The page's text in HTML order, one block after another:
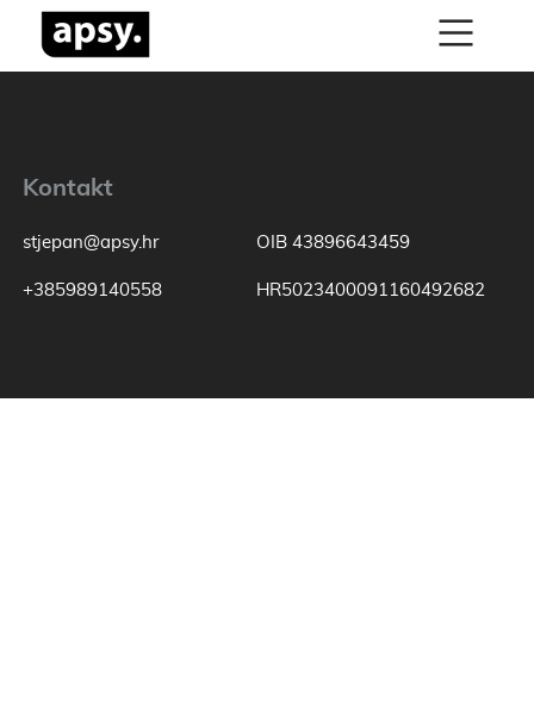
Kontakt
stjepan@apsy.hr
+385989140558
OIB 43896643459
HR5023400091160492682